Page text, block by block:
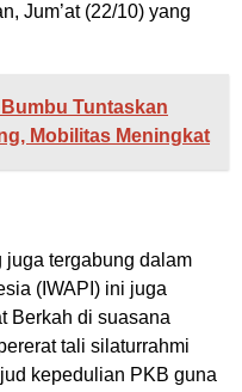
Jum’at (22/10) yang
Tuntaskan
Mobilitas Meningkat
juga tergabung dalam
(IWAPI) ini juga
Berkah di suasana
tali silaturrahmi
kepedulian PKB guna